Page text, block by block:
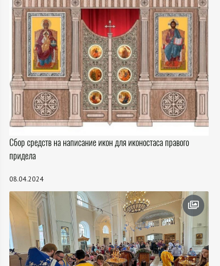
Сбор средств на написание икон для иконостаса правого
придела
08.04.2024